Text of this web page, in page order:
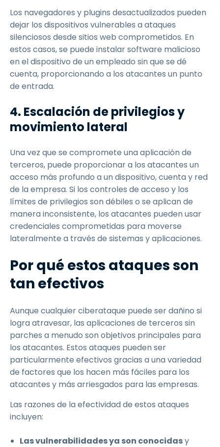
Los navegadores y plugins desactualizados pueden
dejar los dispositivos vulnerables a ataques
silenciosos desde sitios web comprometidos. En
estos casos, se puede instalar software malicioso
en el dispositivo de un empleado sin que se dé
cuenta, proporcionando a los atacantes un punto
de entrada.
4. Escalación de privilegios y
movimiento lateral
Una vez que se compromete una aplicación de
terceros, puede proporcionar a los atacantes un
acceso más profundo a un dispositivo, cuenta y red
de la empresa. Si los controles de acceso y los
límites de privilegios son débiles o se aplican de
manera inconsistente, los atacantes pueden usar
credenciales comprometidas para moverse
lateralmente a través de sistemas y aplicaciones.
Por qué estos ataques son
tan efectivos
Aunque cualquier ciberataque puede ser dañino si
logra atravesar, las aplicaciones de terceros sin
parches a menudo son objetivos principales para
los atacantes. Estos ataques pueden ser
particularmente efectivos gracias a una variedad
de factores que los hacen más fáciles para los
atacantes y más arriesgados para las empresas.
Las razones de la efectividad de estos ataques
incluyen:
Las vulnerabilidades ya son conocidasy